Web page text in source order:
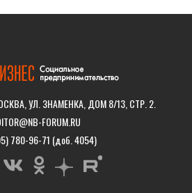
УЛ. ЗНАМЕНКА, ДОМ 8/13, СТР. 2.
FORUM.RU
780-96-71 (доб. 4054)